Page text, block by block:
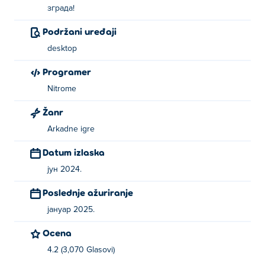
зграда!
Podržani uređaji
desktop
Programer
Nitrome
Žanr
Arkadne igre
Datum izlaska
јун 2024.
Poslednje ažuriranje
јануар 2025.
Ocena
4.2 (3,070 Glasovi)